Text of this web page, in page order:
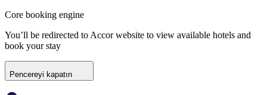
Core booking engine
You’ll be redirected to Accor website to view available hotels and
book your stay
Pencereyi kapatın